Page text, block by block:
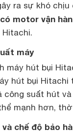
ra sự khó
có motor vận
máy
máy hút bụi
hút bụi
công suất hút
mạnh hơn,
và chế độ bảo